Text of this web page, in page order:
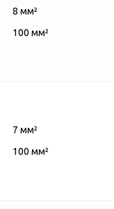
8 мм²
100 мм²
7 мм²
100 мм²